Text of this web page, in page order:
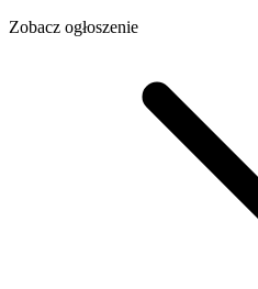
Zobacz ogłoszenie